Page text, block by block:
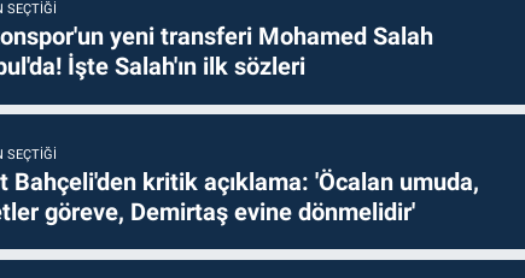
SEÇTIĞI
yeni transferi Mohamed Salah
İşte Salah'ın ilk sözleri
SEÇTIĞI
Bahçeli'den kritik açıklama: 'Öcalan umuda,
göreve, Demirtaş evine dönmelidir'